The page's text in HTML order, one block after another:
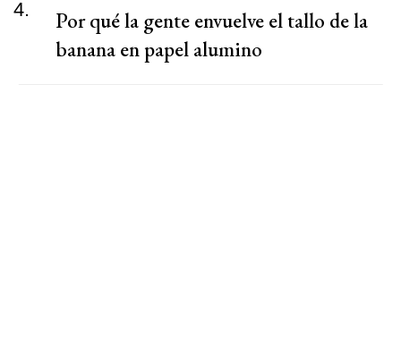
4.
Por qué la gente envuelve el tallo de la
banana en papel alumino